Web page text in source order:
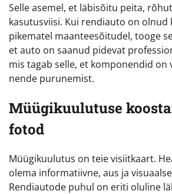
Selle asemel, et läbisõitu peita,
kasutusviisi. Kui rendiauto on olnud
pikematel maanteesõitudel, tooge
et auto on saanud pidevat
mis tagab selle, et komponendid on
nende purunemist.
Müügikuulutuse
fotod
Müügikuulutus on teie visiitkaart.
olema informatiivne, aus ja
Rendiautode puhul on eriti oluline